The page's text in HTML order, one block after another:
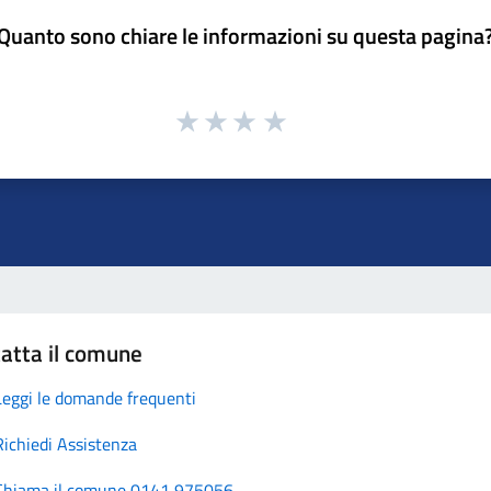
sono chiare le informazioni su questa
il comune
le domande frequenti
Assistenza